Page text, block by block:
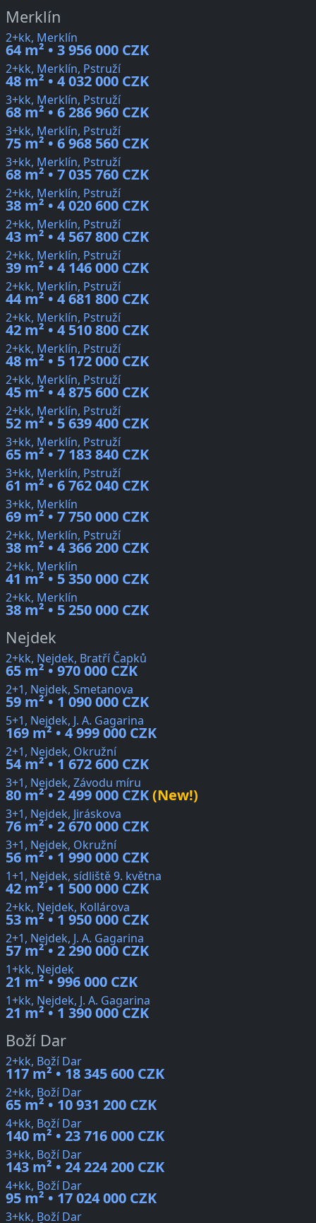
Merklín
2+kk, Merklín
64 m² • 3 956 000 CZK
2+kk, Merklín, Pstruží
48 m² • 4 032 000 CZK
3+kk, Merklín, Pstruží
68 m² • 6 286 960 CZK
3+kk, Merklín, Pstruží
75 m² • 6 968 560 CZK
3+kk, Merklín, Pstruží
68 m² • 7 035 760 CZK
2+kk, Merklín, Pstruží
38 m² • 4 020 600 CZK
2+kk, Merklín, Pstruží
43 m² • 4 567 800 CZK
2+kk, Merklín, Pstruží
39 m² • 4 146 000 CZK
2+kk, Merklín, Pstruží
44 m² • 4 681 800 CZK
2+kk, Merklín, Pstruží
42 m² • 4 510 800 CZK
2+kk, Merklín, Pstruží
48 m² • 5 172 000 CZK
2+kk, Merklín, Pstruží
45 m² • 4 875 600 CZK
2+kk, Merklín, Pstruží
52 m² • 5 639 400 CZK
3+kk, Merklín, Pstruží
65 m² • 7 183 840 CZK
3+kk, Merklín, Pstruží
61 m² • 6 762 040 CZK
3+kk, Merklín
69 m² • 7 750 000 CZK
2+kk, Merklín, Pstruží
38 m² • 4 366 200 CZK
2+kk, Merklín
41 m² • 5 350 000 CZK
2+kk, Merklín
38 m² • 5 250 000 CZK
Nejdek
2+kk, Nejdek, Bratří Čapků
65 m² • 970 000 CZK
2+1, Nejdek, Smetanova
59 m² • 1 090 000 CZK
5+1, Nejdek, J. A. Gagarina
169 m² • 4 999 000 CZK
2+1, Nejdek, Okružní
54 m² • 1 672 600 CZK
3+1, Nejdek, Závodu míru
80 m² • 2 499 000 CZK(New!)
3+1, Nejdek, Jiráskova
76 m² • 2 670 000 CZK
3+1, Nejdek, Okružní
56 m² • 1 990 000 CZK
1+1, Nejdek, sídliště 9. května
42 m² • 1 500 000 CZK
2+kk, Nejdek, Kollárova
53 m² • 1 950 000 CZK
2+1, Nejdek, J. A. Gagarina
57 m² • 2 290 000 CZK
1+kk, Nejdek
21 m² • 996 000 CZK
1+kk, Nejdek, J. A. Gagarina
21 m² • 1 390 000 CZK
Boží Dar
2+kk, Boží Dar
117 m² • 18 345 600 CZK
2+kk, Boží Dar
65 m² • 10 931 200 CZK
4+kk, Boží Dar
140 m² • 23 716 000 CZK
3+kk, Boží Dar
143 m² • 24 224 200 CZK
4+kk, Boží Dar
95 m² • 17 024 000 CZK
3+kk, Boží Dar